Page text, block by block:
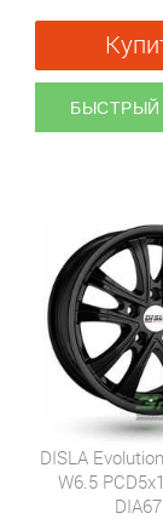
БЫСТРЫЙ
DISLA
W6.5